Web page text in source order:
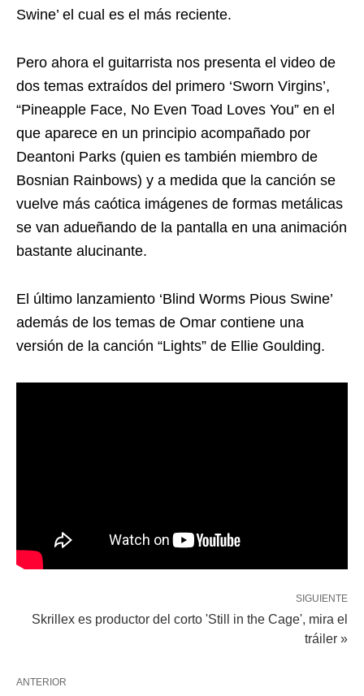
Swine’ el cual es el más reciente.
Pero ahora el guitarrista nos presenta el video de
dos temas extraídos del primero ‘Sworn Virgins’,
“Pineapple Face, No Even Toad Loves You” en el
que aparece en un principio acompañado por
Deantoni Parks (quien es también miembro de
Bosnian Rainbows) y a medida que la canción se
vuelve más caótica imágenes de formas metálicas
se van adueñando de la pantalla en una animación
bastante alucinante.
El último lanzamiento ‘Blind Worms Pious Swine’
además de los temas de Omar contiene una
versión de la canción “Lights” de Ellie Goulding.
SIGUIENTE
Skrillex es productor del corto 'Still in the Cage', mira el
tráiler »
ANTERIOR